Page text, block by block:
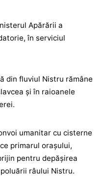
Apărării a
în serviciul
din fluviul Nistru rămâne
și în raioanele
umanitar cu cisterne
primarul orașului,
pentru depășirea
râului Nistru.